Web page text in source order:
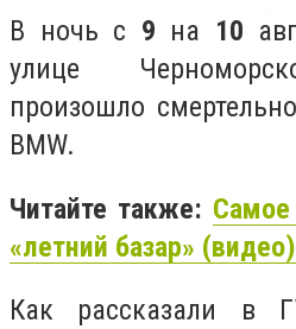
В ночь с 9 на 10
улице
произошло
BMW.
Читайте также:
«летний базар» (видео)
Как рассказали в